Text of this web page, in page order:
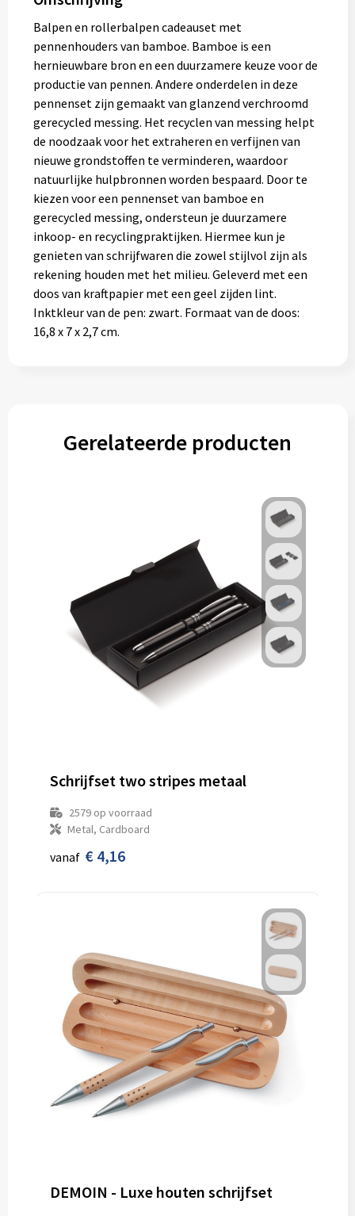
Balpen en rollerbalpen cadeauset met
pennenhouders van bamboe. Bamboe is een
hernieuwbare bron en een duurzamere keuze voor de
productie van pennen. Andere onderdelen in deze
pennenset zijn gemaakt van glanzend verchroomd
gerecycled messing. Het recyclen van messing helpt
de noodzaak voor het extraheren en verfijnen van
nieuwe grondstoffen te verminderen, waardoor
natuurlijke hulpbronnen worden bespaard. Door te
kiezen voor een pennenset van bamboe en
gerecycled messing, ondersteun je duurzamere
inkoop- en recyclingpraktijken. Hiermee kun je
genieten van schrijfwaren die zowel stijlvol zijn als
rekening houden met het milieu. Geleverd met een
doos van kraftpapier met een geel zijden lint.
Inktkleur van de pen: zwart. Formaat van de doos:
16,8 x 7 x 2,7 cm.
Gerelateerde producten
Schrijfset two stripes metaal
2579op voorraad
Metal, Cardboard
vanaf € 4,16
DEMOIN - Luxe houten schrijfset